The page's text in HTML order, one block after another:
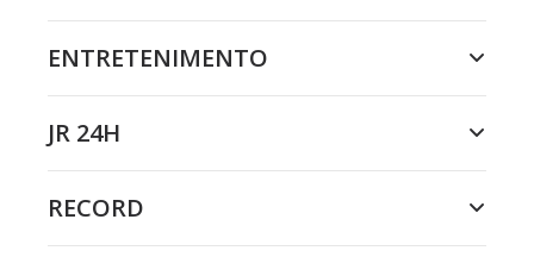
ENTRETENIMENTO
JR 24H
RECORD